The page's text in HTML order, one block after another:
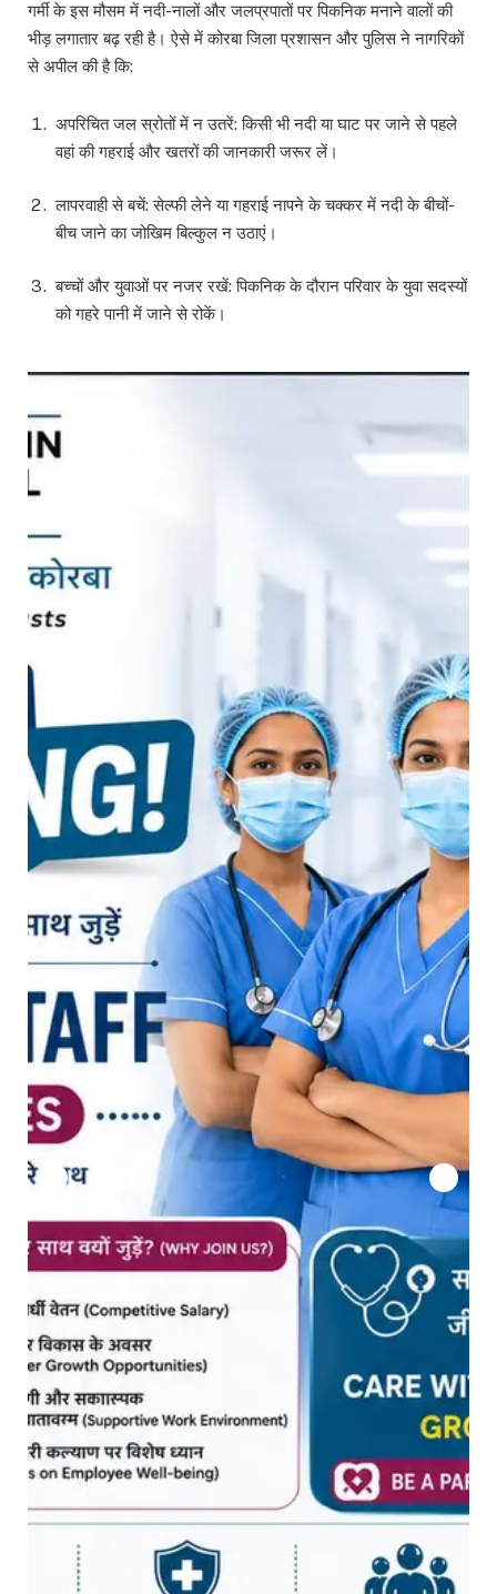
गर्मी के इस मौसम में नदी-नालों और जलप्रपातों पर पिकनिक मनाने वालों की
भीड़ लगातार बढ़ रही है। ऐसे में कोरबा जिला प्रशासन और पुलिस ने नागरिकों
से अपील की है कि:
अपरिचित जल स्रोतों में न उतरें: किसी भी नदी या घाट पर जाने से पहले
वहां की गहराई और खतरों की जानकारी जरूर लें।
लापरवाही से बचें: सेल्फी लेने या गहराई नापने के चक्कर में नदी के बीचों-
बीच जाने का जोखिम बिल्कुल न उठाएं।
बच्चों और युवाओं पर नजर रखें: पिकनिक के दौरान परिवार के युवा सदस्यों
को गहरे पानी में जाने से रोकें।